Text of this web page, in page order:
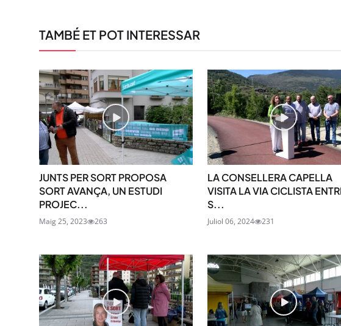
TAMBÉ ET POT INTERESSAR
JUNTS PER SORT PROPOSA
SORT AVANÇA, UN ESTUDI
PROJEC...
Maig 25, 2023 263
LA CONSELLERA CAPELLA
VISITA LA VIA CICLISTA
S...
Juliol 06, 2024 231